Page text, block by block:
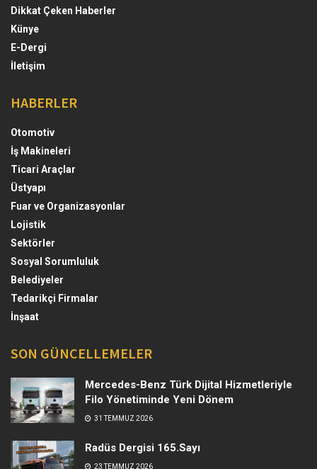
Dikkat Çeken Haberler
Künye
E-Dergi
İletişim
HABERLER
Otomotiv
İş Makineleri
Ticari Araçlar
Üstyapı
Fuar ve Organizasyonlar
Lojistik
Sektörler
Sosyal Sorumluluk
Belediyeler
Tedarikçi Firmalar
İnşaat
SON GÜNCELLEMELER
Mercedes-Benz Türk Dijital Hizmetleriyle
Filo Yönetiminde Yeni Dönem
31 TEMMUZ 2026
Radüs Dergisi 165.Sayı
23 TEMMUZ 2026